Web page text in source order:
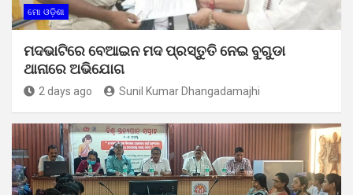
ମୋ ଓଡ଼ିଶା
ମଦଭାଟିରେ ବେଆଇନ ମଦ ପ୍ରସ୍ତୁତି ନେଇ ବୁଗୁଡା
ଥାନାରେ ଅଭିଯୋଗ
2 days ago Sunil Kumar Dhangadamajhi